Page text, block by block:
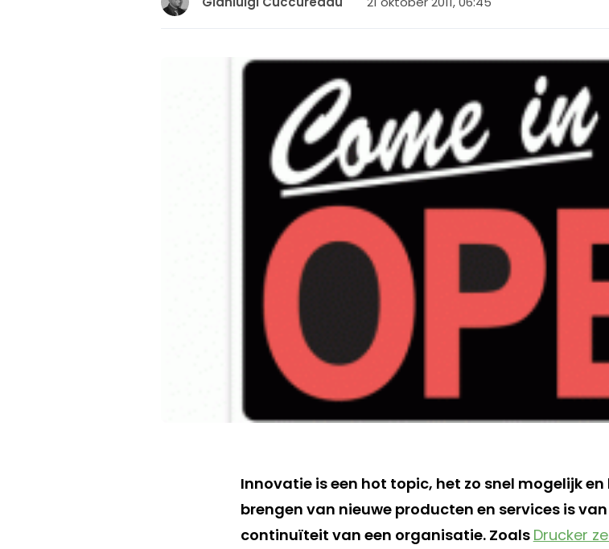
Innovatie is een hot topic, het zo snel mogelijk
brengen van nieuwe producten en services is
continuïteit van een organisatie. Zoals Drucker